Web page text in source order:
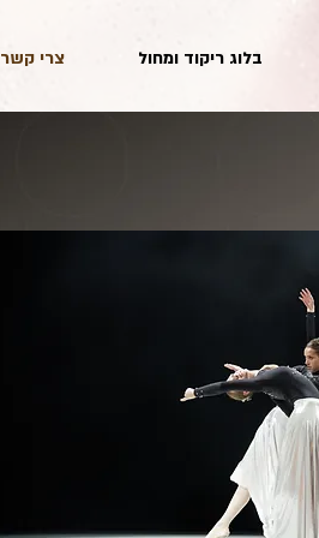
צרי קשר בלוג ריקוד ומחול